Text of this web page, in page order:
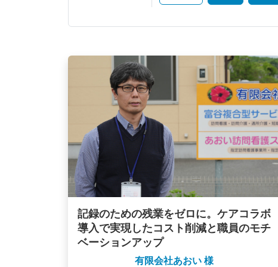
記録のための残業をゼロに。ケアコラボ
導入で実現したコスト削減と職員のモチ
ベーションアップ
有限会社あおい 様